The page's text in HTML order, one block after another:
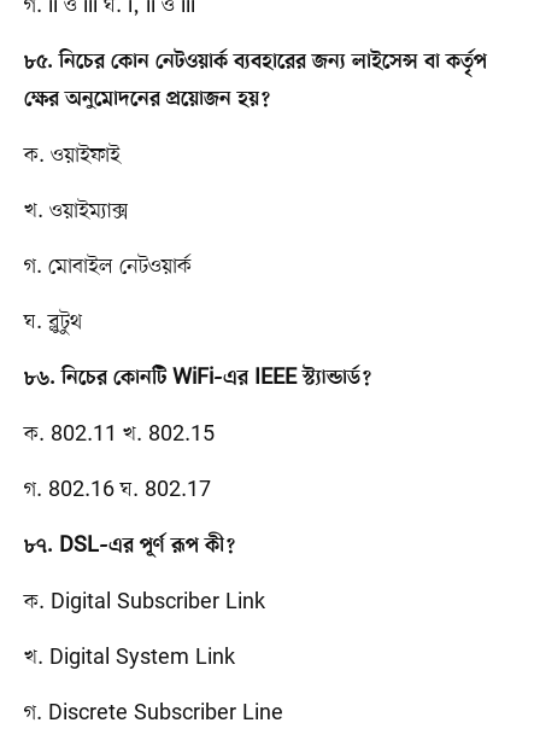
৮৫. নিচের কোন নেটওয়ার্ক ব্যবহারের জন্য লাইসেন্স বা কর্তৃপ​
ক্ষের অনুমোদনের প্রয়োজন হয়?
ক. ওয়াইফাই
খ. ওয়াইম্যাক্স
গ. মোবাইল নেটওয়ার্ক
ঘ. ব্লুটুথ
৮৬. নিচের কোনটি WiFi–এর IEEE স্ট্যান্ডার্ড?
ক. 802.11 খ. 802.15
গ. 802.16 ঘ. 802.17
৮৭. DSL–এর পূর্ণ রূপ কী?
ক. Digital Subscriber Link
খ. Digital System Link
গ. Discrete Subscriber Line